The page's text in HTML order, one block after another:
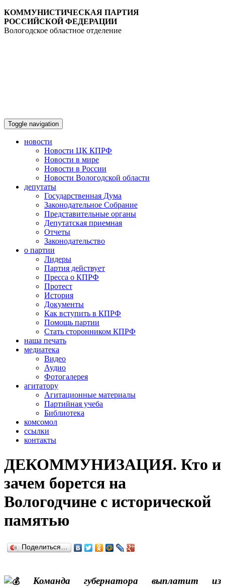
КОММУНИСТИЧЕСКАЯ ПАРТИЯ
РОССИЙСКОЙ ФЕДЕРАЦИИ
Вологодское областное отделение
Toggle navigation
новости
Новости ЦК КПРФ
Новости в мире
Новости в России
Новости Вологодской области
депутаты
Государственная Дума
Законодательное Собрание
Представительные органы
Депутатская приемная
Отчеты
Законодательство
о партии
Лидеры
Партия действует
Пресса о КПРФ
Протест
История
Документы
Как вступить в КПРФ
Помощь партии
Стать сторонником КПРФ
наша печать
медиатека
Видео
Аудио
Фотогалерея
агитатору
Агитационные материалы
Партийная учеба
Библиотека
комсомол
ссылки
контакты
ДЕКОММУНИЗАЦИЯ. Кто и
зачем борется на
Вологодчине с исторической
памятью
Поделиться…
Команда губернатора выплатит из